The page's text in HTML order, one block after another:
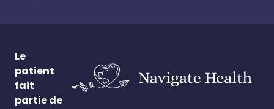
Le
patient
fait
partie de